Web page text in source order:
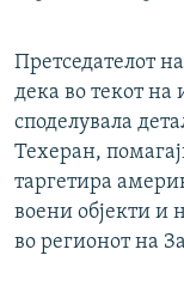
Претседателот
дека во текот на
споделувала
Техеран,
таргетира
воени објекти и
во регионот на